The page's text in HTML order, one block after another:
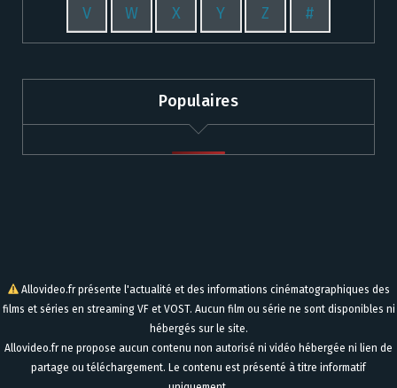
V W X Y Z #
Populaires
Allovideo.fr présente l'actualité et des informations cinématographiques des
films et séries en streaming VF et VOST. Aucun film ou série ne sont disponibles ni
hébergés sur le site.
Allovideo.fr ne propose aucun contenu non autorisé ni vidéo hébergée ni lien de
partage ou téléchargement. Le contenu est présenté à titre informatif